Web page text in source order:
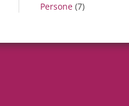
Persone (7)